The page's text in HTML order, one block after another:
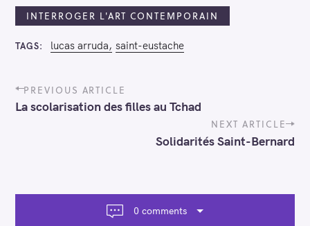
INTERROGER L'ART CONTEMPORAIN
TAGS lucas arruda saint-eustache
P
o
s
g
PREVIOUS ARTICLE
La scolarisation des filles au Tchad
NEXT ARTICLE
Solidarités Saint-Bernard
0 comments